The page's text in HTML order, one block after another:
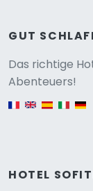
GUT
Das richtige
Abenteuers!
HOTEL